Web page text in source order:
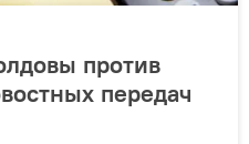
против
передач